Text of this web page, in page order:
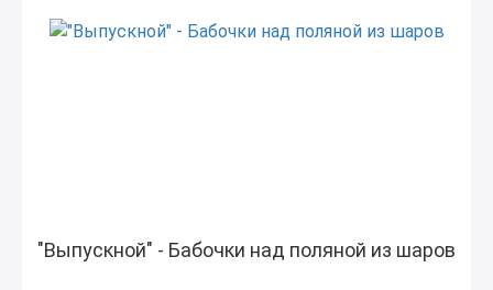
"Выпускной" - Бабочки над поляной из шаров